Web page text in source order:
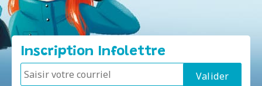
Inscription Infolettre